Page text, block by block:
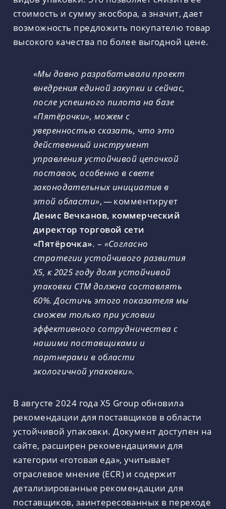
стоимость и сумму экосбора, а значит, дает
возможность предложить покупателю товар
высокого качества по более выгодной цене.
«Мы давно разрабатывали проект
внедрения единой закупки и сейчас,
после успешного пилота на базе
«Пятёрочки», можем с
уверенностью сказать, что это
действенный инструмент
управления устойчивой цепочкой
поставок, особенно в свете
законодательных инициатив в
этой области», — комментирует
Денис Вечканов, коммерческий
директор торговой сети
«Пятёрочка». – «Согласно
стратегии устойчивого развития
Х5, к 2025 году доля устойчивой
упаковки СТМ должна составлять
60%. Достичь этого показателя мы
сможем только при условии
эффективного сотрудничества с
нашими поставщиками и
партнерами в области
экологичной упаковки».
В августе 2024 года Х5 Group обновила
рекомендации для поставщиков в области
устойчивой упаковки. Документ доступен на
сайте, расширен рекомендациями для
категории «готовая еда», учитывает
отраслевое мнение (ECR) и содержит
детализированные рекомендации для
поставщиков, заинтересованных в переходе